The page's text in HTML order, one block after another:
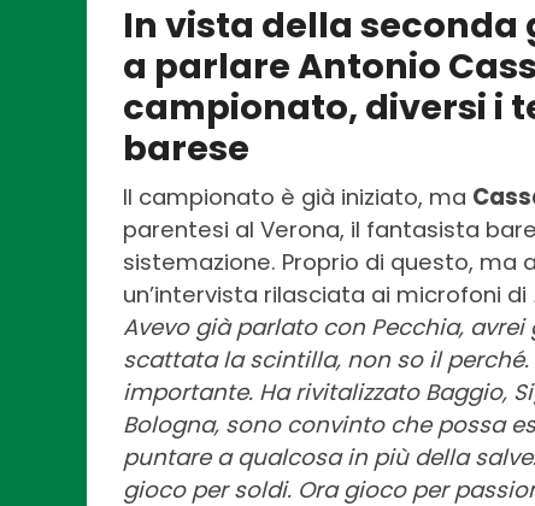
In vista della seconda
a parlare Antonio
campionato, diversi i
barese
Il campionato è già iniziato, ma
parentesi al Verona, il fantasista
sistemazione. Proprio di questo, ma
un’intervista rilasciata ai microfoni di
Avevo già parlato con Pecchia,
scattata la scintilla, non so il perché.
importante. Ha rivitalizzato Baggio,
Bologna, sono convinto che possa
puntare a qualcosa in più della
gioco per soldi. Ora gioco per